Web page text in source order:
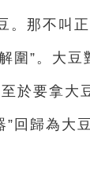
。那不叫
圍”。大豆
於要拿大
回歸為大